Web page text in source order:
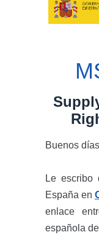
Buenos
Le
España en
enlace
española